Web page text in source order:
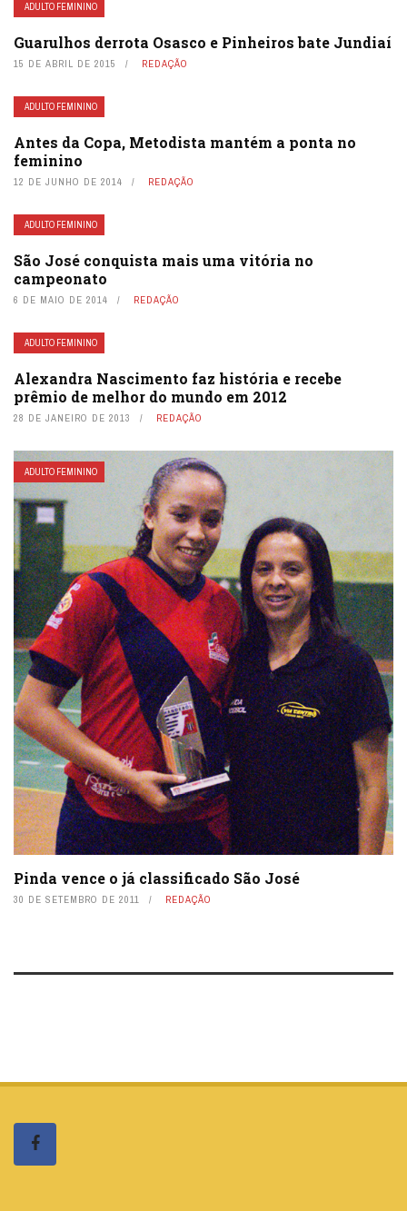
ADULTO FEMININO
Guarulhos derrota Osasco e Pinheiros bate Jundiaí
15 DE ABRIL DE 2015 REDAÇÃO
ADULTO FEMININO
Antes da Copa, Metodista mantém a ponta no
feminino
12 DE JUNHO DE 2014 REDAÇÃO
ADULTO FEMININO
São José conquista mais uma vitória no
campeonato
6 DE MAIO DE 2014 REDAÇÃO
ADULTO FEMININO
Alexandra Nascimento faz história e recebe
prêmio de melhor do mundo em 2012
28 DE JANEIRO DE 2013 REDAÇÃO
ADULTO FEMININO
Pinda vence o já classificado São José
30 DE SETEMBRO DE 2011 REDAÇÃO